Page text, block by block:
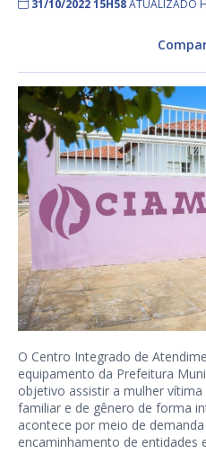
31/10/2022 15H58ATUALIZADO
O Centro Integrado de
equipamento da Prefeitura
objetivo assistir a mulher
familiar e de gênero de forma
acontece por meio de
encaminhamento de entidades